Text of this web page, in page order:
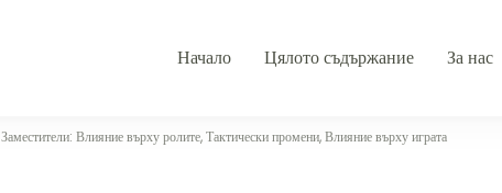
Начало Цялото съдържание За нас
Заместители: Влияние върху ролите, Тактически промени, Влияние върху играта